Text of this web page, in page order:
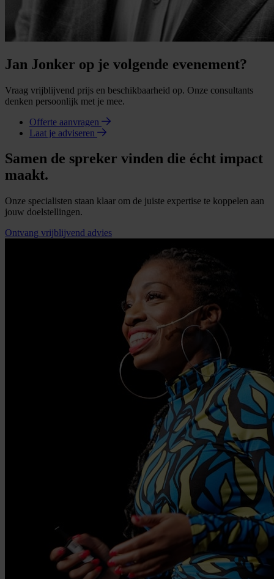
Jan Jonker op je volgende evenement?
Vraag vrijblijvend prijs en beschikbaarheid op. Onze consultants
denken persoonlijk met je mee.
Offerte aanvragen
Laat je adviseren
Samen de spreker vinden die écht impact
maakt.
Onze specialisten staan klaar om de juiste expertise te koppelen aan
jouw doelstellingen.
Ontvang vrijblijvend advies